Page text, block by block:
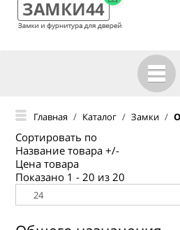
ГЛАВНАЯ
ОПТОВЫМ
Главная / Каталог / Замки /
Сортировать по
Название товара +/-
Цена товара
Показано 1 - 20 из 20